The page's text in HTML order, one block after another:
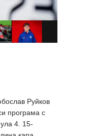
Руйков
програма с
4. 15-